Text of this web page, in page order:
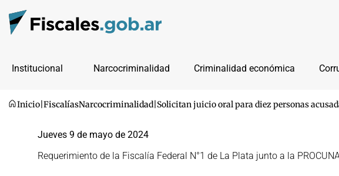
Institucional Narcocriminalidad Criminalidad económica
Inicio FiscalíasNarcocriminalidad Solicitan juicio oral para diez personas
Jueves 9 de mayo de 2024
Requerimiento de la Fiscalía Federal N°1 de La Plata junto a la